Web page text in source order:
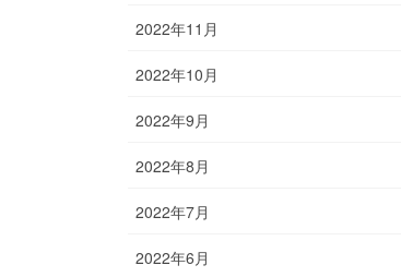
2022年11月
2022年10月
2022年9月
2022年8月
2022年7月
2022年6月